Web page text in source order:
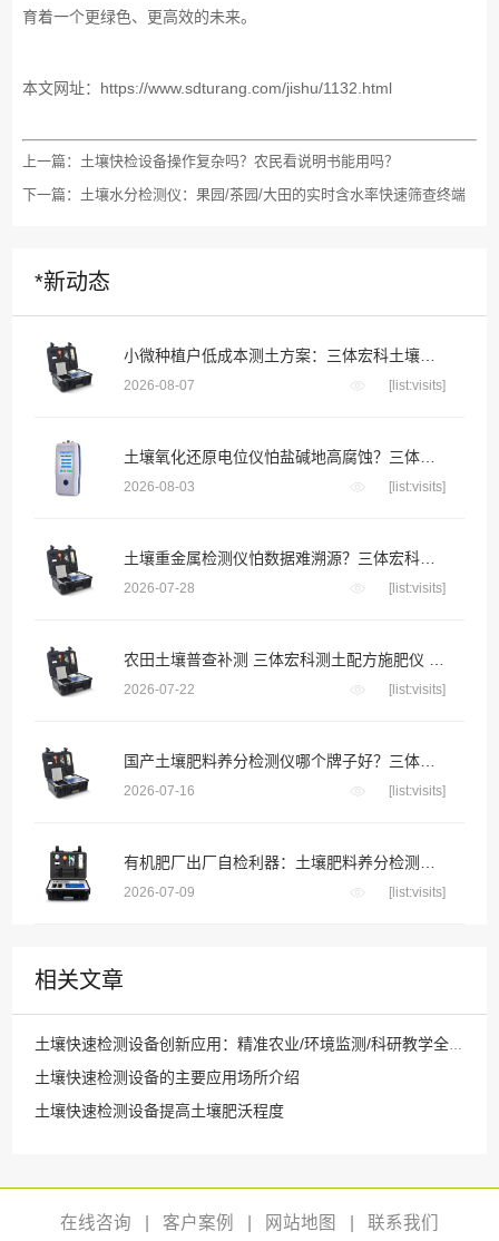
育着一个更绿色、更高效的未来。
本文网址： https://www.sdturang.com/jishu/1132.html
上一篇： 土壤快检设备操作复杂吗？农民看说明书能用吗？
下一篇： 土壤水分检测仪：果园/茶园/大田的实时含水率快速筛查终端
*新动态
2026-08-07 [list:visits]
2026-08-03 [list:visits]
2026-07-28 [list:visits]
2026-07-22 [list:visits]
2026-07-16 [list:visits]
2026-07-09 [list:visits]
相关文章
土壤快速检测设备创新应用：精准农业/环境监测/科研教学全场景智能解决方案
土壤快速检测设备的主要应用场所介绍
土壤快速检测设备提高土壤肥沃程度
在线咨询 客户案例 网站地图 联系我们